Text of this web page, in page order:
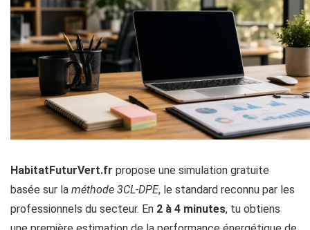
HabitatFuturVert.fr propose une simulation gratuite
basée sur la méthode 3CL-DPE, le standard reconnu par les
professionnels du secteur. En 2 à 4 minutes, tu obtiens